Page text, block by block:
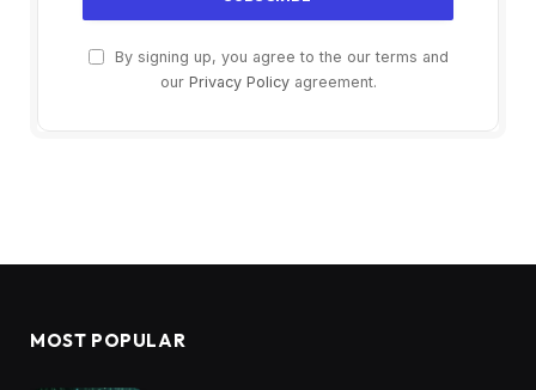
By signing up, you agree to the our terms and
our Privacy Policyagreement.
MOST POPULAR